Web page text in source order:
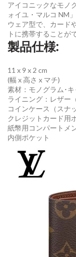
アイコニックなモノ
ォイユ・マルコ NM
ウェア型で、カード
トに携帯することが
製品仕様:
11 x 9 x 2 cm
(幅 x 高さ x マチ)
素材：モノグラム･キ
ライニング：レザー
コインケース（スナ
クレジットカード用
紙幣用コンパートメ
内側ポケット